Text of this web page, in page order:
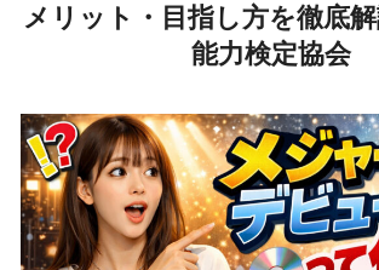
メリット・目指し方を徹底
能力検定協会